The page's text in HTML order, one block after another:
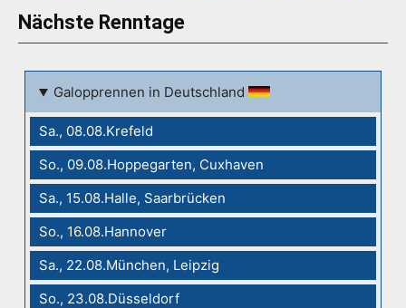
Nächste Renntage
Galopprennen in Deutschland
Sa., 08.08.Krefeld
So., 09.08.Hoppegarten, Cuxhaven
Sa., 15.08.Halle, Saarbrücken
So., 16.08.Hannover
Sa., 22.08.München, Leipzig
So., 23.08.Düsseldorf